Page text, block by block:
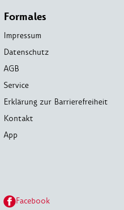
Formales
Impressum
Datenschutz
AGB
Service
Erklärung zur Barrierefreiheit
Kontakt
App
Facebook